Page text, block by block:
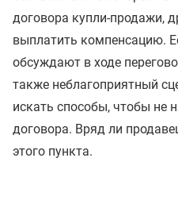
договора купли-продажи,
выплатить компенсацию.
обсуждают в ходе
также неблагоприятный
искать способы, чтобы не
договора. Вряд ли
этого пункта.